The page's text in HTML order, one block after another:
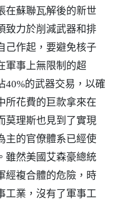
在蘇聯瓦解後的新世
致力於削減武器和排
己作起，要避免核子
軍事上無限制的超
40%的武器交易，以確
所花費的巨款拿來在
莫理斯也見到了實現
主的官僚體系已經使
雖然美國艾森豪總統
經複合體的危險，時
工業，沒有了軍事工